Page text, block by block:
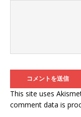
This site uses
comment data is